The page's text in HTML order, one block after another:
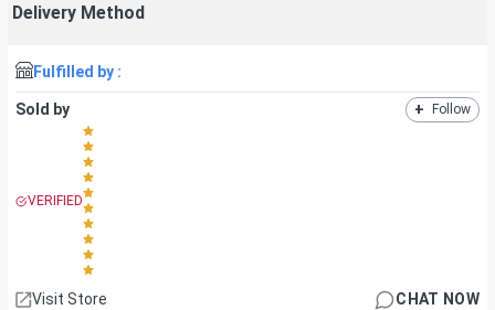
Delivery Method
Fulfilled by :
Sold by + Follow
VERIFIED
Visit Store CHAT NOW